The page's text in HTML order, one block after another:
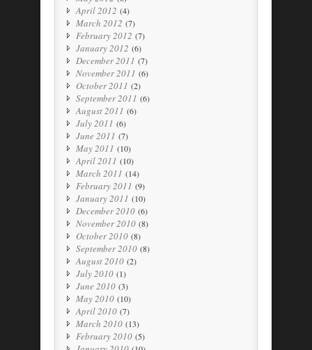
April 2012 (4)
March 2012 (7)
February 2012 (7)
January 2012 (6)
December 2011 (7)
November 2011 (6)
October 2011 (2)
September 2011 (6)
August 2011 (6)
July 2011 (6)
June 2011 (7)
May 2011 (10)
April 2011 (10)
March 2011 (14)
February 2011 (9)
January 2011 (10)
December 2010 (6)
November 2010 (8)
October 2010 (8)
September 2010 (8)
August 2010 (2)
July 2010 (1)
June 2010 (3)
May 2010 (10)
April 2010 (7)
March 2010 (13)
February 2010 (5)